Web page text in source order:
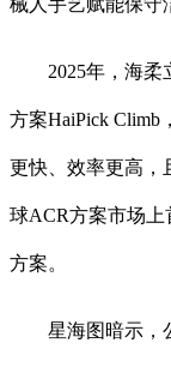
械人手艺赋能保守
2025年，海柔
方案HaiPick
更快、效率更高，
球ACR方案市场
方案。
星海图暗示，公